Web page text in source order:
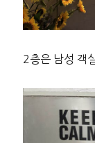
2층은 남성 객